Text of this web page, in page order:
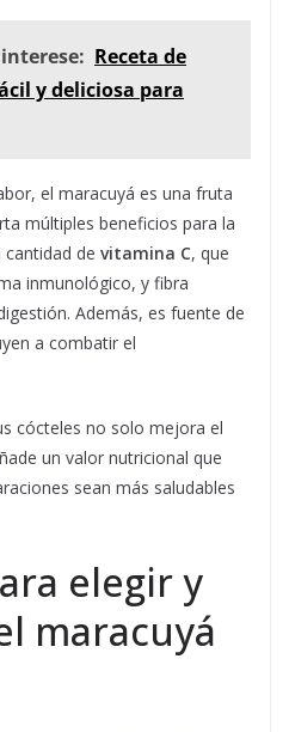
Receta de
y deliciosa para
el maracuyá es una fruta
múltiples beneficios para la
cantidad de vitamina C, que
inmunológico, y fibra
Además, es fuente de
a combatir el
cócteles no solo mejora el
un valor nutricional que
sean más saludables
elegir y
maracuyá